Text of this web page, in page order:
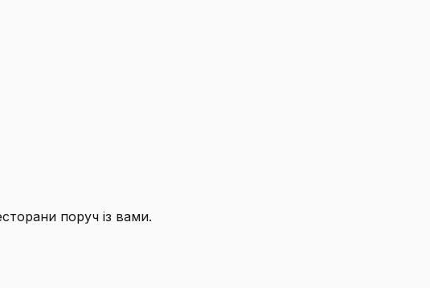
поруч із вами.